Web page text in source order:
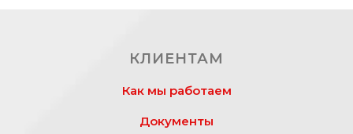
КЛИЕНТАМ
Как мы работаем
Документы